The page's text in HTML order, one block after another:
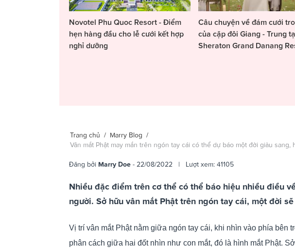
Novotel Phu Quoc Resort - Điểm
hẹn hàng đầu cho lễ cưới kết hợp
nghỉ dưỡng
Câu chuyện về đám cưới
của cặp đôi Giang - Trung
Sheraton Grand Danang
Trang chủ / Marry Blog /
Vân mắt Phật may mắn trên ngón tay cái có thể dự báo một đời giàu sang,
Đăng bởi Marry Doe - 22/08/2022 | Lượt xem: 41105
Nhiều đặc điểm trên cơ thể có thể báo hiệu nhiều điều
người. Sở hữu vân mắt Phật trên ngón tay cái, một đời
Vị trí vân mắt Phật nằm giữa ngón tay cái, khi nhìn vào phía bên
phân cách giữa hai đốt nhìn như con mắt, đó là hình mắt Phật.